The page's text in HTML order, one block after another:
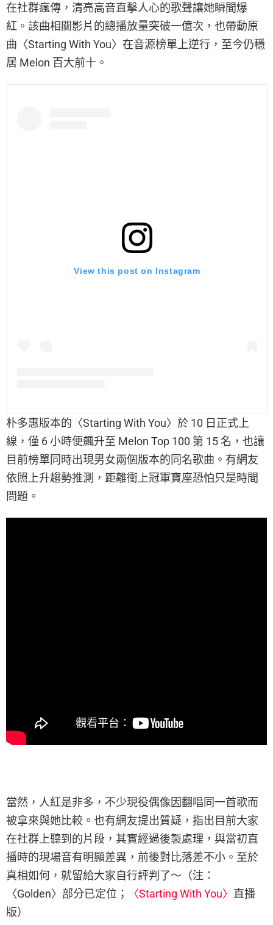
在社群瘋傳，清亮高音直擊人心的歌聲讓她瞬間爆
紅。該曲相關影片的總播放量突破一億次，也帶動原
曲〈Starting With You〉在音源榜單上逆行，至今仍穩
居 Melon 百大前十。
View this post on Instagram
朴多惠版本的〈Starting With You〉於 10 日正式上
線，僅 6 小時便飆升至 Melon Top 100 第 15 名，也讓
目前榜單同時出現男女兩個版本的同名歌曲。有網友
依照上升趨勢推測，距離衝上冠軍寶座恐怕只是時間
問題。
當然，人紅是非多，不少現役偶像因翻唱同一首歌而
被拿來與她比較。也有網友提出質疑，指出目前大家
在社群上聽到的片段，其實經過後製處理，與當初直
播時的現場音有明顯差異，前後對比落差不小。至於
真相如何，就留給大家自行評判了～（注：
〈Golden〉部分已定位；
〈Starting With You〉 直播
版）